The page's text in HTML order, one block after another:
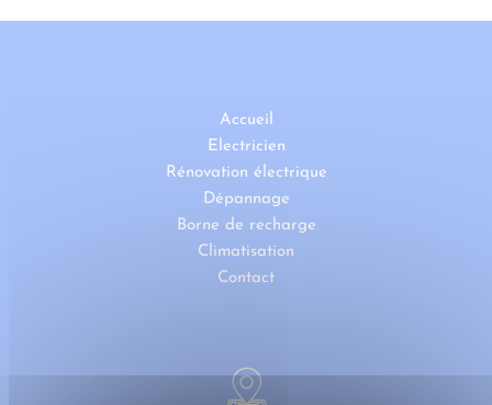
Accueil
Electricien
Rénovation électrique
Dépannage
Borne de recharge
Climatisation
Contact